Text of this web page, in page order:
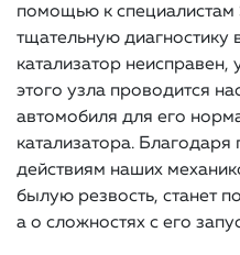
помощью к
тщательную диагностику
катализатор неисправен,
этого узла проводится
автомобиля для его
катализатора.
действиям наших
былую резвость, станет
а о сложностях с его